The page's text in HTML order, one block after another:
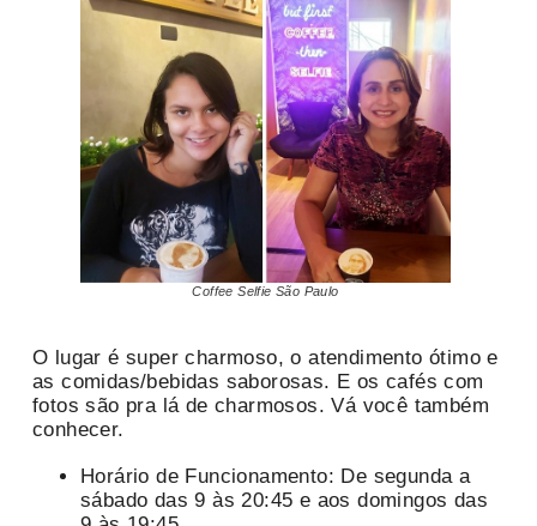
Coffee Selfie São Paulo
O lugar é super charmoso, o atendimento ótimo e
as comidas/bebidas saborosas. E os cafés com
fotos são pra lá de charmosos. Vá você também
conhecer.
Horário de Funcionamento: De segunda a
sábado das 9 às 20:45 e aos domingos das